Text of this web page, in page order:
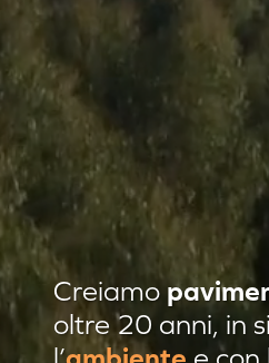
Residenza privata
Residenza
Agropiave uffici
Creiamo
oltre 20 anni, in